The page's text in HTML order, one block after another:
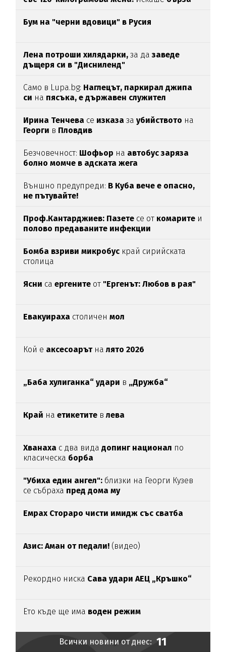
Бум на "черни вдовици" в Русия
Лена потроши хилядарки,за да заведе
дъщеря си в "Дисниленд"
Само в Lupa.bg: Наглецът, паркирал джипа
си на пясъка, е държавен служител
Ирина Тенчева се изказазаубийството на
Георги в Пловдив
Безчовечност: Шофьор на автобус заряза
болно момче в адската жега
Външно предупреди: В Куба вече е опасно,
не пътувайте!
Проф.Кантарджиев: Пазете се от комарите и
полово предаваните инфекции
Бомба взриви микробус край сирийската
столица
Ясни са ергените от "Ергенът: Любов в рая"
Евакуираха столиченмол
Кой е аксесоарътналято 2026
„Баба хулиганка“ удари в „Дружба“
Край наетикетите влева
Хванаха с два видадопинг национал по
класическа борба
"Убиха един ангел": близки на Георги Кузев
се събраха пред дома му
Емрах Стораро чисти имидж със сватба
Азис: Аман от педали! (видео)
Рекордно ниска Сава удари АЕЦ „Кръшко“
Ето къде ще има воден режим
Всички новини от днес: 11